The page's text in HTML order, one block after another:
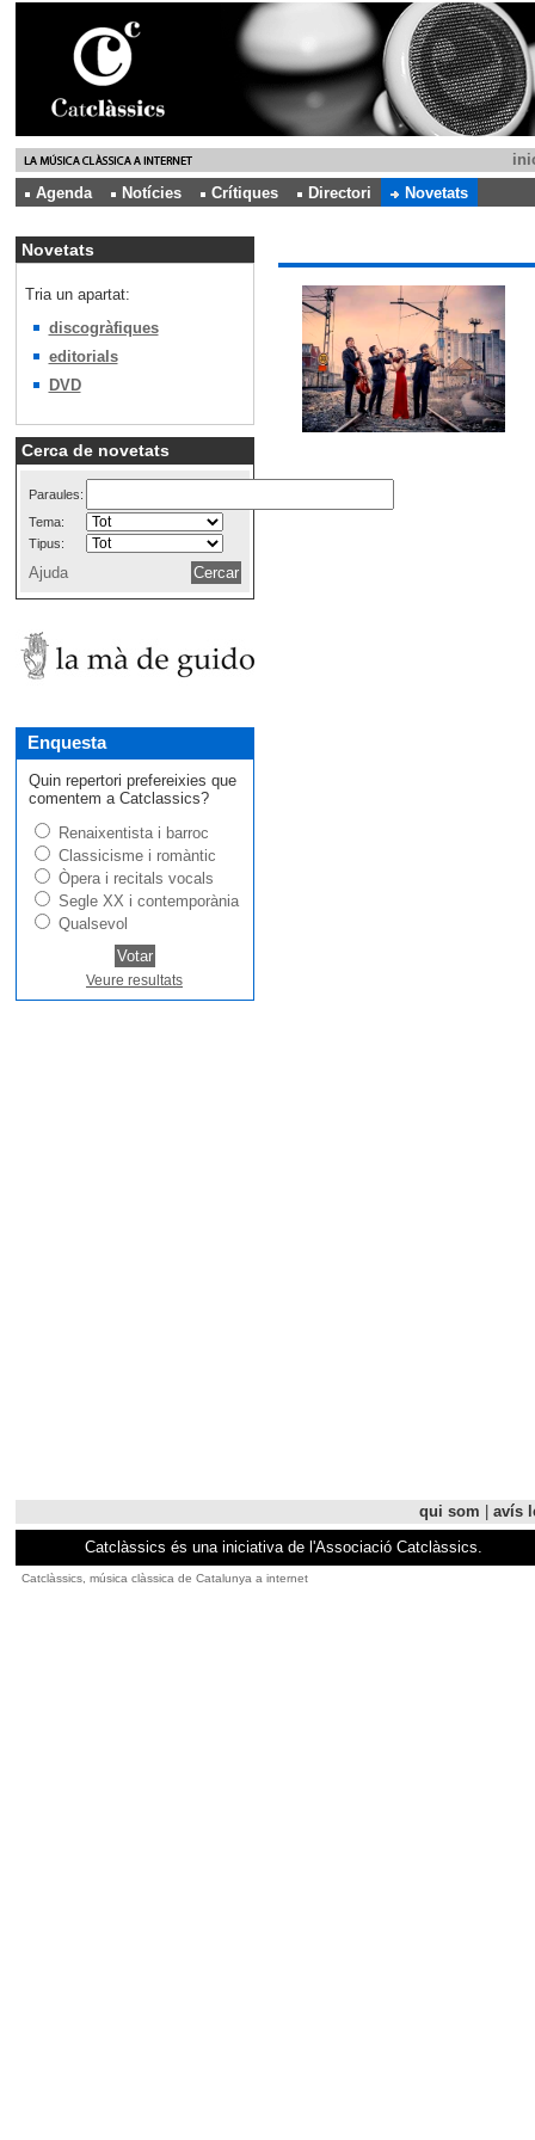
Agenda
Notícies Crítiques Directori Novetats
Novetats
Tria un apartat:
discogràfiques
editorials
DVD
Cerca de novetats
Paraules:
Tema:
Tipus:
Ajuda
Enquesta
Quin repertori prefereixies que
comentem a Catclassics?
Renaixentista i barroc
Classicisme i romàntic
Òpera i recitals vocals
Segle XX i contemporània
Qualsevol
Veure resultats
qui som
avís
Catclàssics és una iniciativa de l'Associació Catclàssics.
Catclàssics, música clàssica de Catalunya a internet